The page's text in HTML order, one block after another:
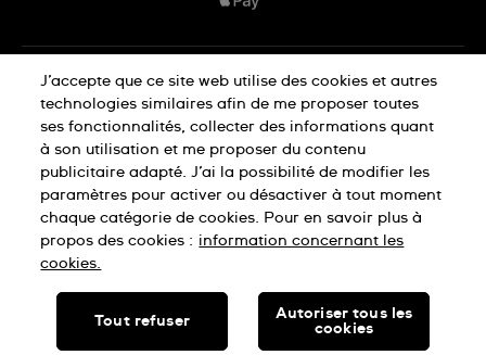
Déclaration de confidentialité
Déclaration concernant les cookies
Conditions d'utilisation
SWISS MADE
© SWATCH LTD, 2026 TOUS DROITS RÉSERVÉS : MONTRES
J’accepte que ce site web utilise des cookies et autres
technologies similaires afin de me proposer toutes
ses fonctionnalités, collecter des informations quant
à son utilisation et me proposer du contenu
publicitaire adapté. J’ai la possibilité de modifier les
paramètres pour activer ou désactiver à tout moment
chaque catégorie de cookies. Pour en savoir plus à
propos des cookies : information concernant les
cookies.
Tout refuser
Autoriser tous les
cookies